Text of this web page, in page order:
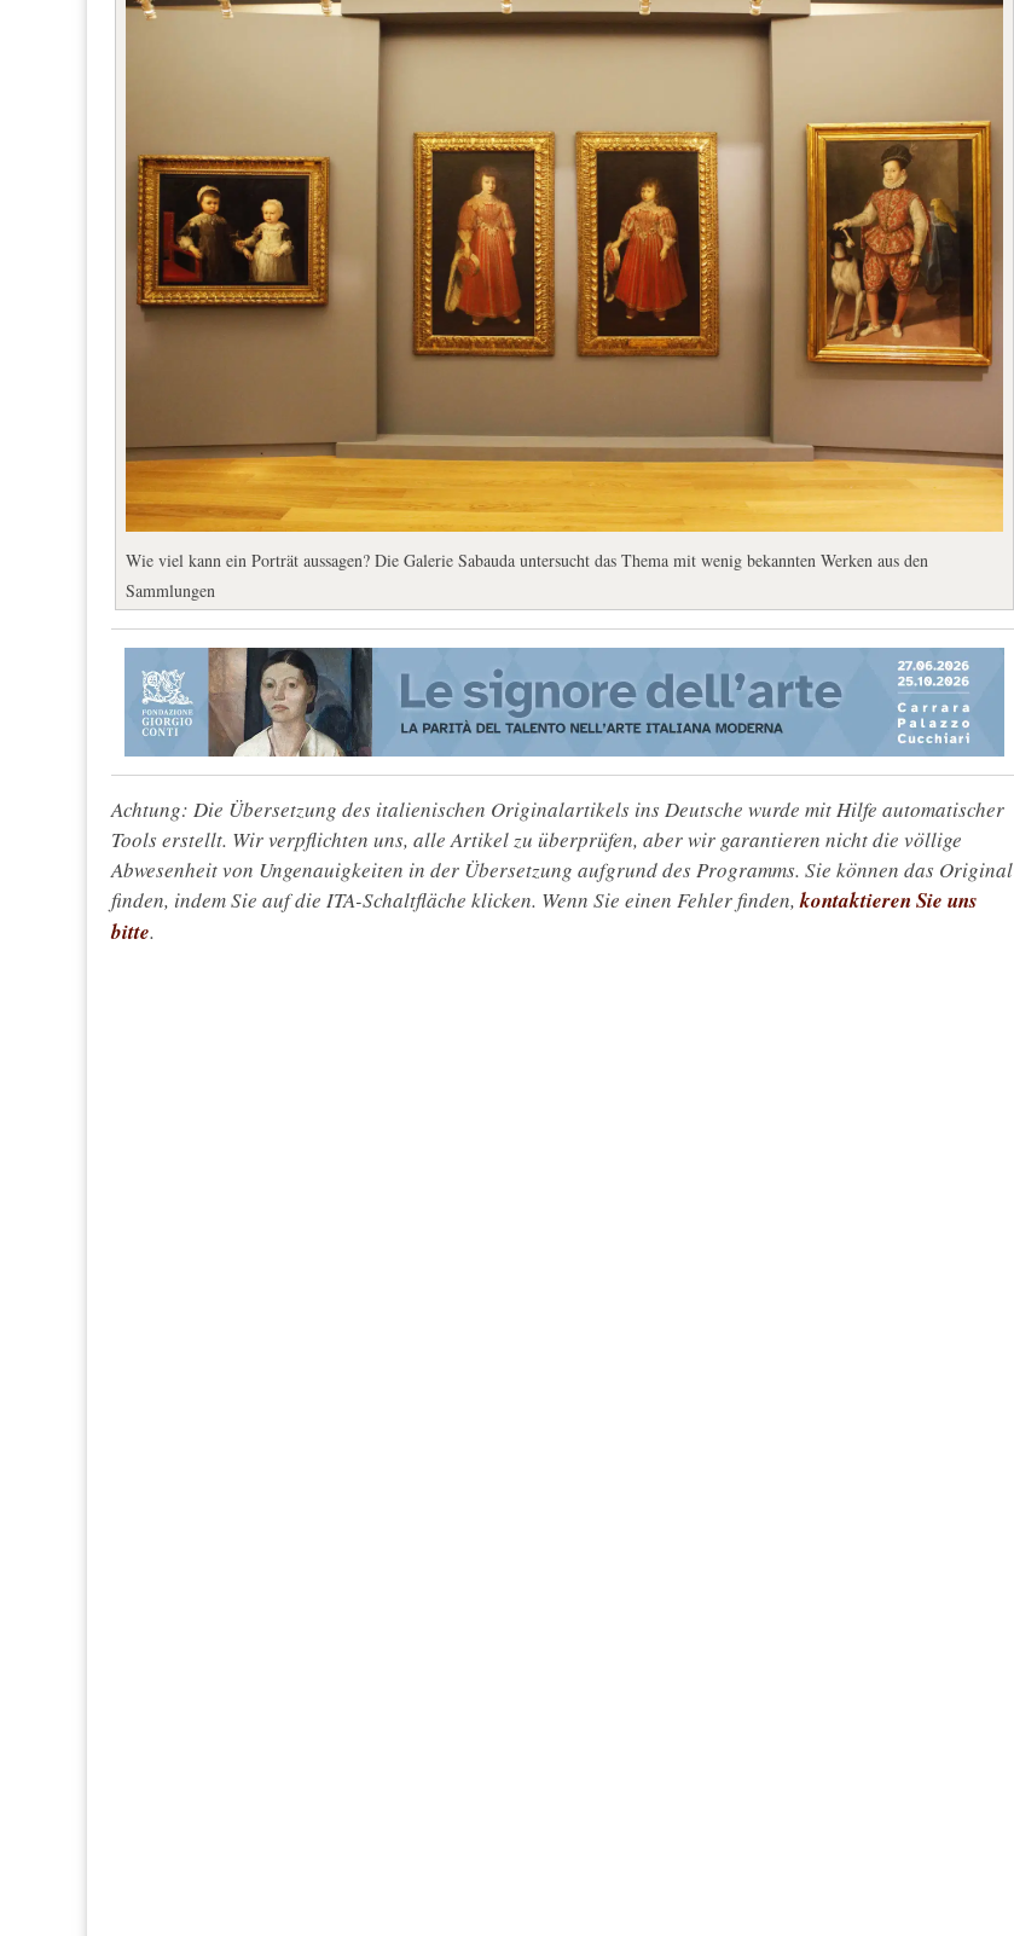
Wie viel kann ein Porträt aussagen? Die Galerie Sabauda untersucht das Thema mit wenig bekannten Werken aus den
Sammlungen
Achtung: Die Übersetzung des italienischen Originalartikels ins Deutsche wurde mit Hilfe automatischer
Tools erstellt. Wir verpflichten uns, alle Artikel zu überprüfen, aber wir garantieren nicht die völlige
Abwesenheit von Ungenauigkeiten in der Übersetzung aufgrund des Programms. Sie können das Original
finden, indem Sie auf die ITA-Schaltfläche klicken. Wenn Sie einen Fehler finden,kontaktieren Sie uns
bitte.